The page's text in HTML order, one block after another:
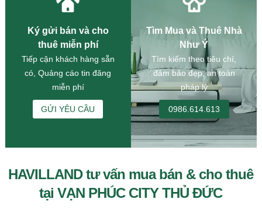
Ký gửi bán và cho
thuê miễn phí
Tiếp cận khách hàng sẵn
có, Quảng cáo tin đăng
miễn phí
GỬI YÊU CẦU
Tìm Mua và Thuê Nhà
Như Ý
Tìm kiếm theo tiêu chí,
đảm bảo đẹp, an toàn
pháp lý
0986.614.613
HAVILLAND tư vấn mua bán & cho thuê
tại VẠN PHÚC CITY THỦ ĐỨC